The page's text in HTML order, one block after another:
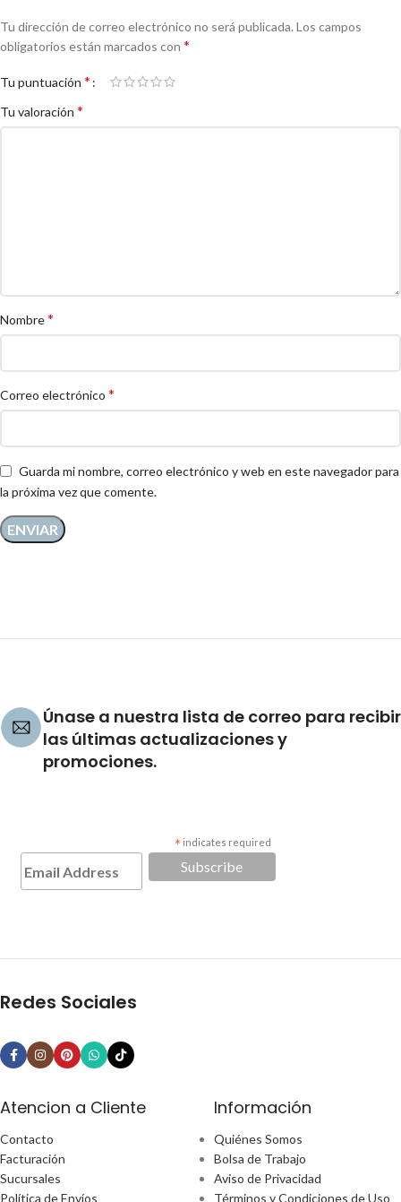
Tu dirección de correo electrónico no será publicada. Los campos
obligatorios están marcados con *
Tu puntuación *
Tu valoración *
Nombre*
Correo electrónico *
Guarda mi nombre, correo electrónico y web en este navegador para
la próxima vez que comente.
Únase a nuestra lista de correo para recibir
las últimas actualizaciones y
promociones.
* indicates required
Redes Sociales
Atencion a Cliente
Contacto
Facturación
Sucursales
Política de Envíos
Información
Quiénes Somos
Bolsa de Trabajo
Aviso de Privacidad
Términos y Condiciones de Uso